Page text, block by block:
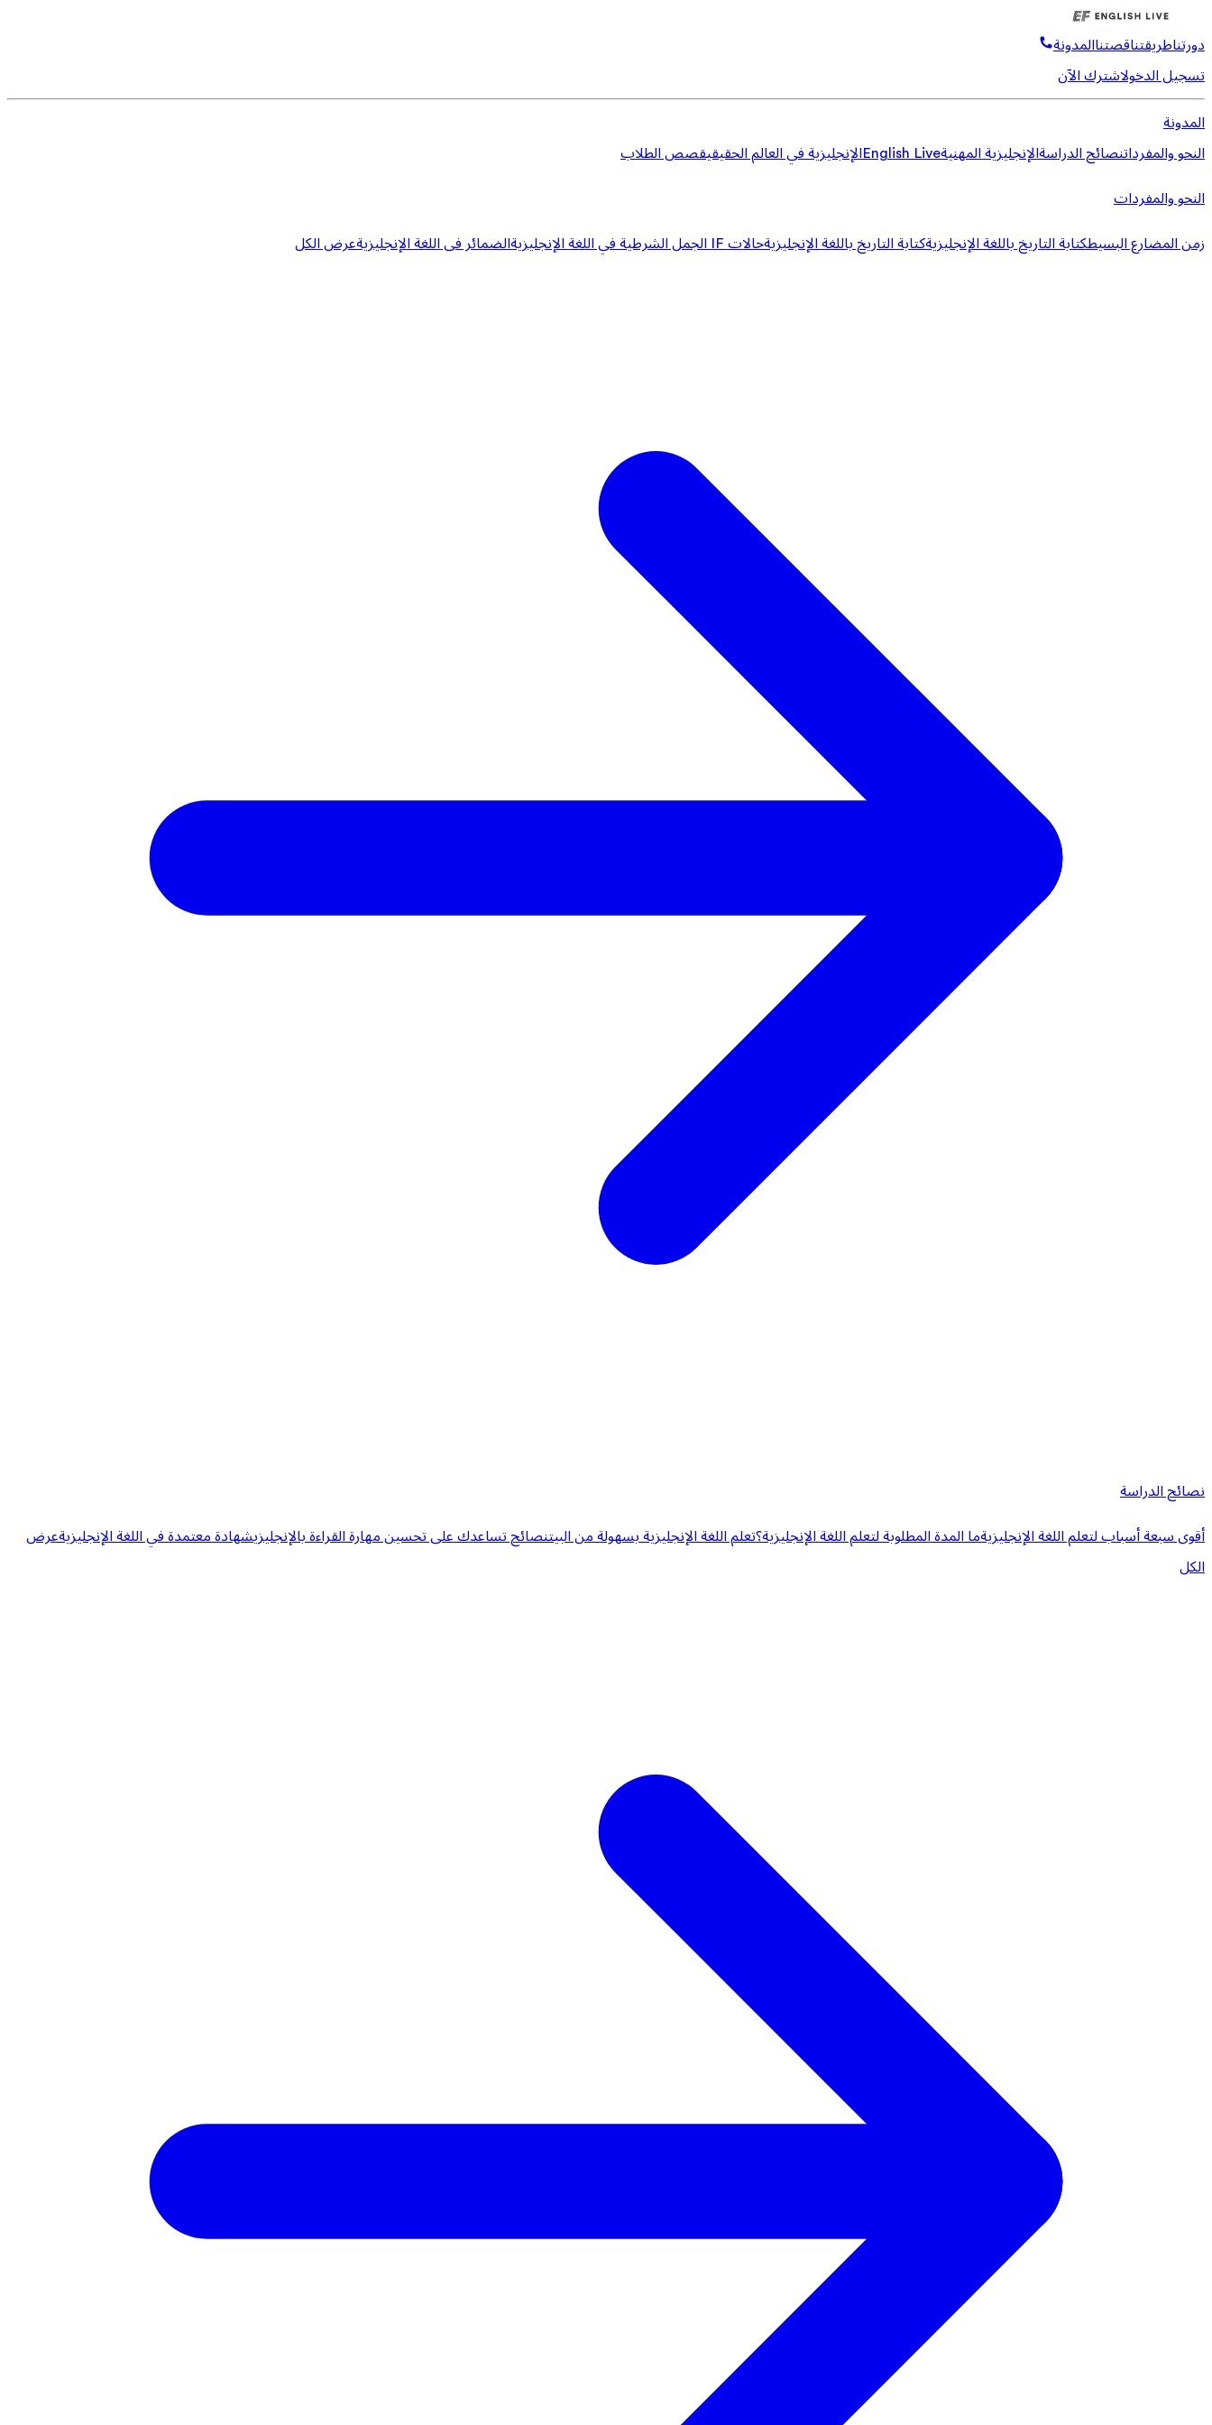
دورتناطريقتناقصتناالمدونة
تسجيل الدخولاشترك الآن
المدونة
النحو والمفرداتنصائح الدراسةالإنجليزية المهنيةEnglish Liveالإنجليزية في العالم الحقيقيقصص الطلاب
النحو والمفردات
زمن المضارع البسيطكتابة التاريخ باللغة الإنجليزيةكتابة التاريخ باللغة الإنجليزيةحالات IF الجمل الشرطية في اللغة الإنجليزية الضمائر فى اللغة الإنجليزيةعرض الكل
نصائح الدراسة
أقوى سبعة أسباب لتعلم اللغة الإنجليزيةما المدة المطلوبة لتعلم اللغة الإنجليزية؟تعلم اللغة الإنجليزية بسهولة من البيتنصائح تساعدك على تحسين مهارة القراءة بالإنجليزيشهادة معتمدة في اللغة الإنجليزيةعرض
الكل